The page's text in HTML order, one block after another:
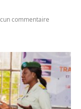
commentaire